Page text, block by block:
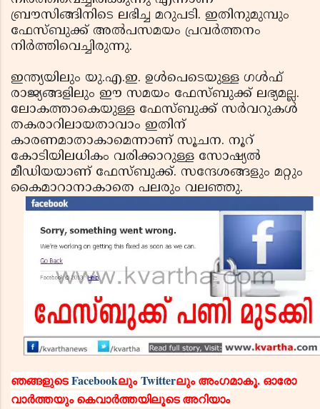
ബ്രൗസിങ്ങിനിടെ ലഭിച്ച മറുപടി. ഇതിനുമുമ്പും
ഫേസ്ബുക്ക് അല്‍പസമയം പ്രവര്‍ത്തനം
നിര്‍ത്തിവെച്ചിരുന്നു.
ഇന്ത്യയിലും യു.എ.ഇ. ഉള്‍പെടെയുള്ള ഗള്‍ഫ്
രാജ്യങ്ങളിലും ഈ സമയം ഫേസ്ബുക്ക് ലഭ്യമല്ല.
ലോകത്താകെയുള്ള ഫേസ്ബുക്ക് സര്‍വറുകള്‍
തകരാറിലായതാവാം ഇതിന്
കാരണമാതാകാമെന്നാണ് സൂചന. നൂറ്
കോടിയിലധികം വരിക്കാറുള്ള സോഷ്യല്‍
മീഡിയയാണ് ഫേസ്ബുക്ക്. സന്ദേശങ്ങളും മറ്റും
കൈമാറാനാകാതെ പലരും വലഞ്ഞു.
ഞങ്ങളുടെFacebookലുംTwitterലും അംഗമാകൂ. ഓരോ
വാര്‍ത്തയും കെവാര്‍ത്തയിലൂടെ അറിയാം